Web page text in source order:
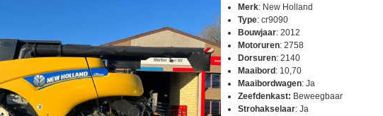
Merk: New Holland
Type: cr9090
Bouwjaar: 2012
Motoruren: 2758
Dorsuren: 2140
Maaibord : 10,70
Maaibordwagen: Ja
Zeefdenkast: Beweegbaar
Strohakselaar: Ja